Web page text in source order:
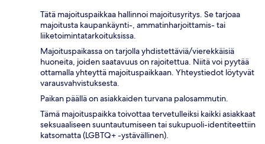
Tätä majoituspaikkaa hallinnoi majoitusyritys. Se tarjoaa
majoitusta kaupankäynti-, ammatinharjoittamis- tai
liiketoimintatarkoituksissa.
Majoituspaikassa on tarjolla yhdistettäviä/vierekkäisiä
huoneita, joiden saatavuus on rajoitettua. Niitä voi pyytää
ottamalla yhteyttä majoituspaikkaan. Yhteystiedot löytyvät
varausvahvistuksesta.
Paikan päällä on asiakkaiden turvana palosammutin.
Tämä majoituspaikka toivottaa tervetulleiksi kaikki asiakkaat
seksuaaliseen suuntautumiseen tai sukupuoli-identiteettiin
katsomatta (LGBTQ+ -ystävällinen).